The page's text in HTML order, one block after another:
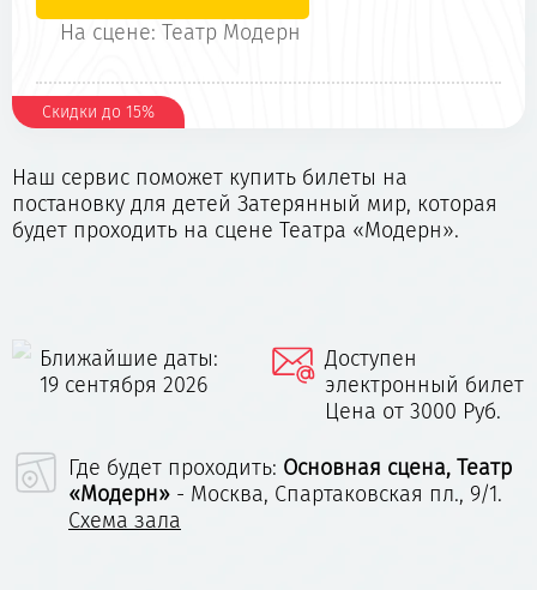
Ближайшие даты:
19 сентября 2026
Доступен
электронный билет
Цена от 3000 Руб.
Где будет проходить: Основная сцена, Театр
«Модерн» - Москва, Спартаковская пл., 9/1.
Схема зала
Наш сервис поможет купить билеты на
постановку для детей Затерянный мир, которая
будет проходить на сцене Театра «Модерн».
На сцене: Театр Модерн
Скидки до 15%